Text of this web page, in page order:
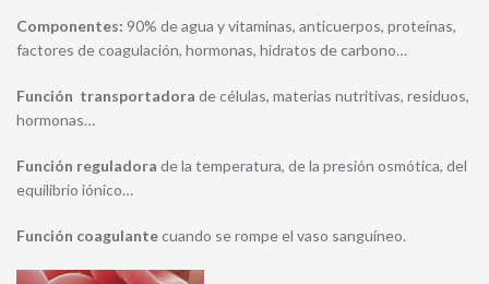
Componentes: 90% de agua y vitaminas, anticuerpos, proteínas,
factores de coagulación, hormonas, hidratos de carbono…
Función transportadora de células, materias nutritivas, residuos,
hormonas…
Función reguladora de la temperatura, de la presión osmótica, del
equilibrio iónico…
Función coagulantecuando se rompe el vaso sanguíneo.